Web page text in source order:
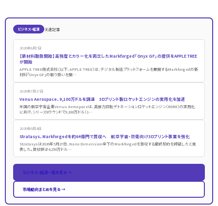
ビジネス・経済 关連記事
2026年8月7日
【新材料取扱開始】高強度とカラー化を両立したMarkforged「Onyx GF」の提供をAPPLE TREE
が開始
APPLE TREE株式会社（以下、APPLE TREE）は、デジタル製造プラットフォームを展開するMarkforgedの新
材料「Onyx GF」の取り扱いを開…
2026年7月17日
Venus Aerospace、9,100万ドルを調達 3Dプリント製ロケットエンジンの実用化を加速
米国の航空宇宙企業Venus Aerospaceは、高推力回転デトネーションロケットエンジン（RDRE）の実用化
に向け、シリーズBラウンドで9,100万ドル（1…
2026年6月4日
Stratasys、Markforgedを約64億円で買収へ 航空宇宙・防衛向け3Dプリント事業を強化
Stratasysは2026年5月27日、Nano Dimension傘下のMarkforgedを買収する最終契約を締結したと発
表した。買収額は4,250万ドル…
ビジネス・経済一覧を見る →
市場動向まとめを見る →